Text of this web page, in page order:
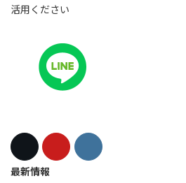
活用ください
最新情報